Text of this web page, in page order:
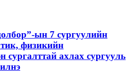
ын 7 сургуулийн
физикийн
сургалттай ахлах сургууль